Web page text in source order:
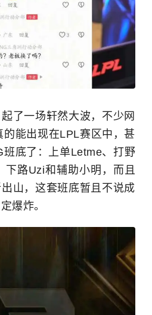
了一场轩然大波，不少网
能出现在LPL赛区中，甚
班底了：上单Letme、打野
下路Uzi和辅助小明，而且
山，这套班底暂且不说成
爆炸。